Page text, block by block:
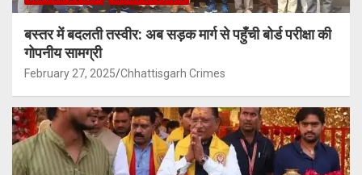
बस्तर में बदलती तस्वीर: अब सड़क मार्ग से पहुँची बोर्ड परीक्षा की
गोपनीय सामग्री
February 27, 2025 Chhattisgarh Crimes